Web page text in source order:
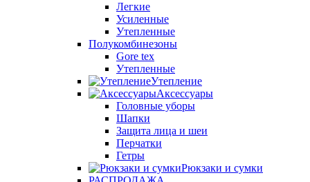
Легкие
Усиленные
Утепленные
Полукомбинезоны
Gore tex
Утепленные
Утепление
Аксессуары
Головные уборы
Шапки
Защита лица и шеи
Перчатки
Гетры
Рюкзаки и сумки